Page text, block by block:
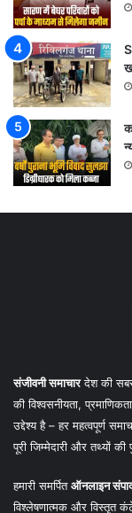
संजीवनी समाचारदेश की सबसे
की विश्वसनीयता,
उद्देश्य है – हर महत्वपूर्ण
पूरी जिम्मेदारी और तथ्यों की
हमारी समर्पितऑनलाइन
विश्लेषणात्मक और विस्तृत